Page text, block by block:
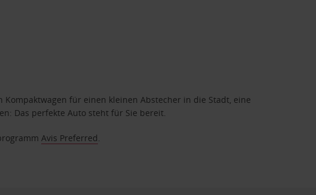
für einen kleinen Abstecher in die Stadt, eine
Das perfekte Auto steht für Sie bereit.
Avis Preferred.